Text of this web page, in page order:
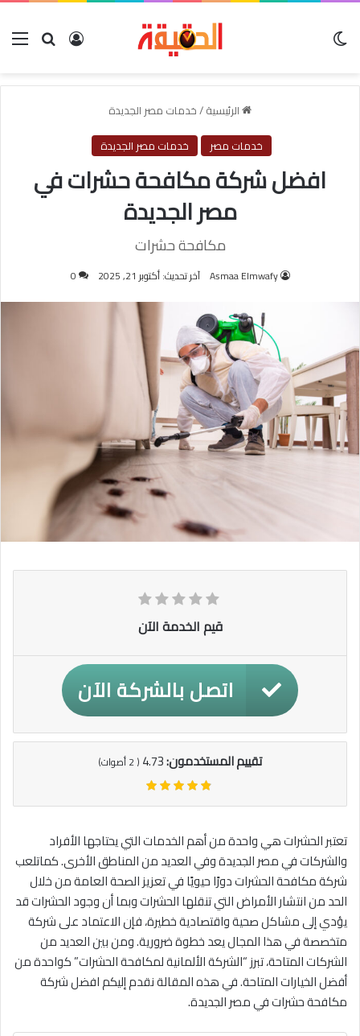
بحث عنتسجيل
الرئيسية/خدمات مصر الجديدة
خدمات مصر
خدمات مصر الجديدة
افضل شركة مكافحة حشرات في
مصر الجديدة
مكافحة حشرات
Asmaa Elmwafy آخر تحديث: أكتوبر 21, 2025 0
قيم الخدمة الآن
اتصل بالشركة الآن
تقييم المستخدمون:4.73
(
2أصوات)
تعتبر الحشرات هي واحدة من أهم الخدمات التي يحتاجها الأفراد
والشركات في مصر الجديدة وفي العديد من المناطق الأخرى. كماتلعب
شركة مكافحة الحشرات دورًا حيويًا في تعزيز الصحة العامة من خلال
الحد من انتشار الأمراض التي تنقلها الحشرات وبما أن وجود الحشرات قد
يؤدي إلى مشاكل صحية واقتصادية خطيرة، فإن الاعتماد على شركة
متخصصة في هذا المجال يعد خطوة ضرورية. ومن بين العديد من
الشركات المتاحة، تبرز “الشركة الألمانية لمكافحة الحشرات” كواحدة من
أفضل الخيارات المتاحة. في هذه المقالة نقدم إليكم افضل شركة
مكافحة حشرات في مصر الجديدة.